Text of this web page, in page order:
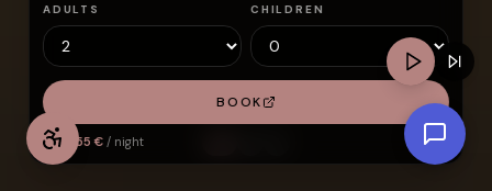
ADULTS CHILDREN
BOOK
From 55 € / night